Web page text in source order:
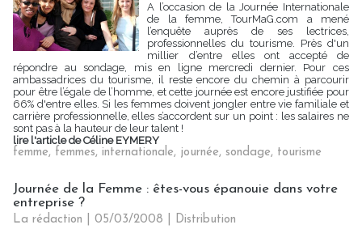
A l’occasion de la Journée Internationale
de la femme, TourMaG.com a mené
l’enquête auprès de ses lectrices,
professionnelles du tourisme. Près d'un
millier d’entre elles ont accepté de
répondre au sondage, mis en ligne mercredi dernier. Pour ces
ambassadrices du tourisme, il reste encore du chemin à parcourir
pour être l’égale de l’homme, et cette journée est encore justifiée pour
66% d'entre elles. Si les femmes doivent jongler entre vie familiale et
carrière professionnelle, elles s’accordent sur un point : les salaires ne
sont pas à la hauteur de leur talent !
lire l'article de Céline EYMERY
femme, femmes, internationale, journée, sondage, tourisme
Journée de la Femme : êtes-vous épanouie dans votre
entreprise ?
La rédaction | 05/03/2008
Distribution